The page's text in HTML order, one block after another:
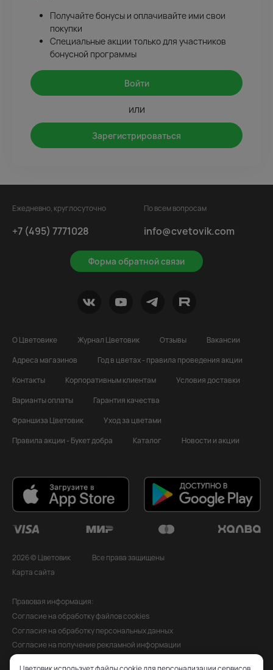
Получайте бонусы и оплачивайте ими свои
покупки
Специальные акции только для участников
бонусной программы
Войти
или
Зарегистрироваться
Ежедневно, круглосуточно
+7 (495) 7771028
Форма обратной связи
По всем вопросам
info@cvetovik.com
О Цветовике Журнал Цветовик Отзывы
Вакансии
Адреса магазинов
Год в цветах - правила проведения акции
Контакты
Корпоративным клиентам
Условия доставки
Варианты оплаты
Гарантия качества
Франшиза Цветовик
Уход за цветами
Правила акции - Букет добра
Каталог Новости и акции
2026 © Цветовик
Все права защищены
Карта сайта
Правовая информация:
Согласие на обработку файлов cookies
Согласия на обработку персональных данных
Согласие на получение рекламной информации
Политика обработки персональных данных